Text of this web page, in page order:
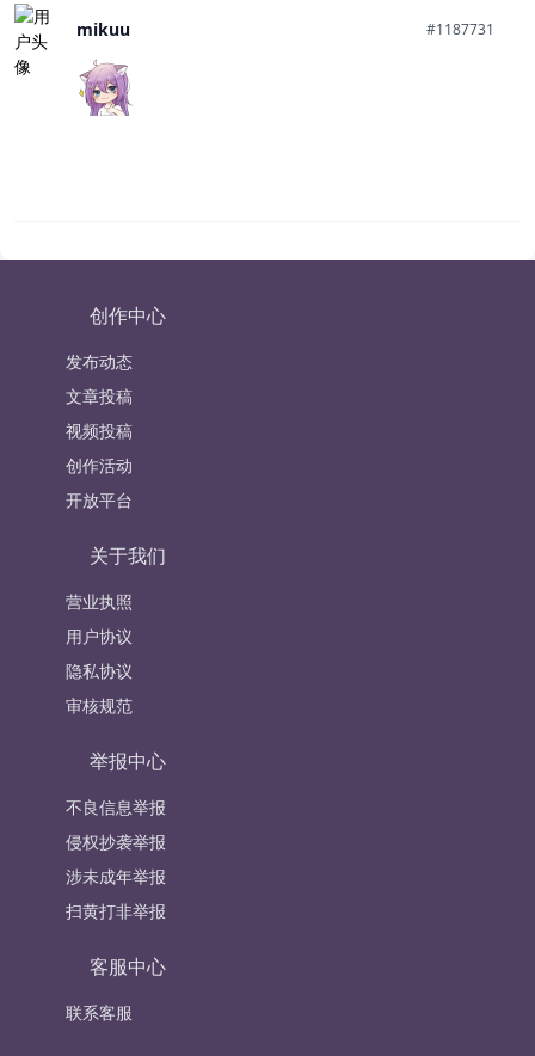
mikuu #1187731
创作中心
发布动态
文章投稿
视频投稿
创作活动
开放平台
关于我们
营业执照
用户协议
隐私协议
审核规范
举报中心
不良信息举报
侵权抄袭举报
涉未成年举报
扫黄打非举报
客服中心
联系客服